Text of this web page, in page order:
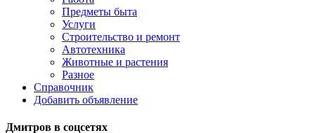
Предметы быта
Услуги
Строительство и ремонт
Автотехника
Животные и растения
Разное
Справочник
Добавить объявление
Дмитров в соцсетях